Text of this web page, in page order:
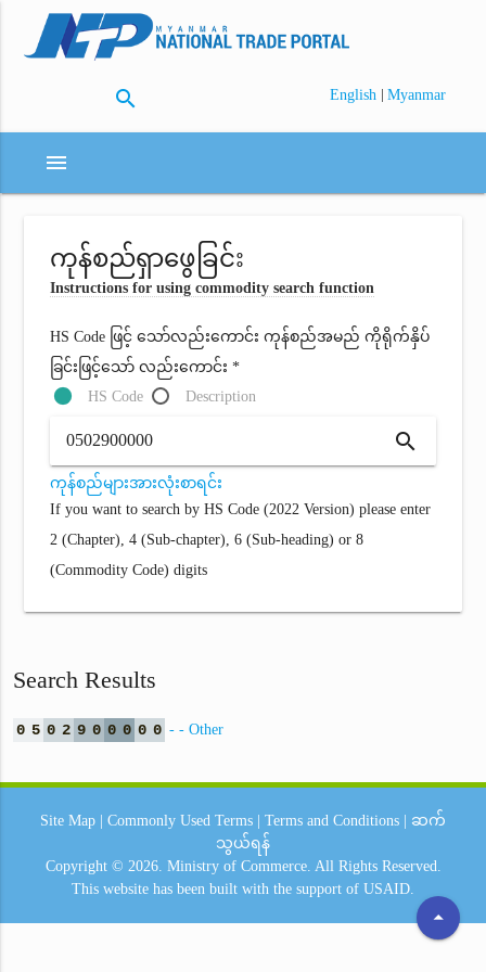
search English | Myanmar
menu
ကုန်စည်ရှာဖွေခြင်း
Instructions for using commodity search function
HS Code ဖြင့် သော်လည်းကောင်း ကုန်စည်အမည် ကိုရိုက်နှိပ်
ခြင်းဖြင့်သော် လည်းကောင်း *
HS Code
Description
search
ကုန်စည်များအားလုံးစာရင်း
If you want to search by HS Code (2022 Version) please enter
2 (Chapter), 4 (Sub-chapter), 6 (Sub-heading) or 8
(Commodity Code) digits
Search Results
0 5 0 2 9 0 0 0 0 0 - - Other
arrow_drop_up
Site Map Commonly Used Terms Terms and Conditions
ဆက်
သွယ်ရန်
Copyright © 2026. Ministry of Commerce. All Rights Reserved.
This website has been built with the support of USAID.